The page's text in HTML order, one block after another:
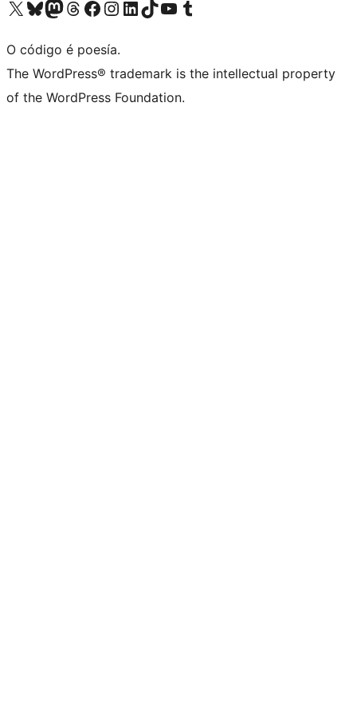
Visita la cuenta de X (anteriormente Twitter)
Visita a nosa conta de Bluesky
Visita a nosa conta de Mastodon
Visita a nosa conta de Threads
Visita a nosa páxina de Facebook
Visita a nosa conta de Instagram
Visita a nosa conta de LinkedIn
Visita a nosa conta de TikTok
Visita a nosa canle de YouTube
Visita a nosa conta de Tumblr
O código é poesía.
The WordPress® trademark is the intellectual property
of the WordPress Foundation.